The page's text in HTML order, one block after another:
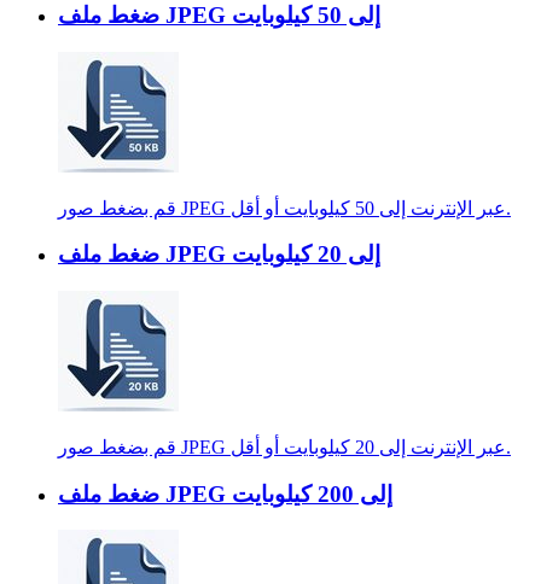
ضغط ملف JPEG إلى 50 كيلوبايت
قم بضغط صور JPEG عبر الإنترنت إلى 50 كيلوبايت أو أقل.
ضغط ملف JPEG إلى 20 كيلوبايت
قم بضغط صور JPEG عبر الإنترنت إلى 20 كيلوبايت أو أقل.
ضغط ملف JPEG إلى 200 كيلوبايت